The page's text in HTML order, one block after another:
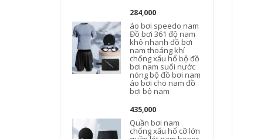
284,000
áo bơi speedo nam
Đồ bơi 361 độ nam
khô nhanh đồ bơi
nam thoáng khí
chống xấu hổ bộ đồ
bơi nam suối nước
nóng bộ đồ bơi nam
áo bơi cho nam đồ
bơi bộ nam
435,000
Quần bơi nam
chống xấu hổ cỡ lớn